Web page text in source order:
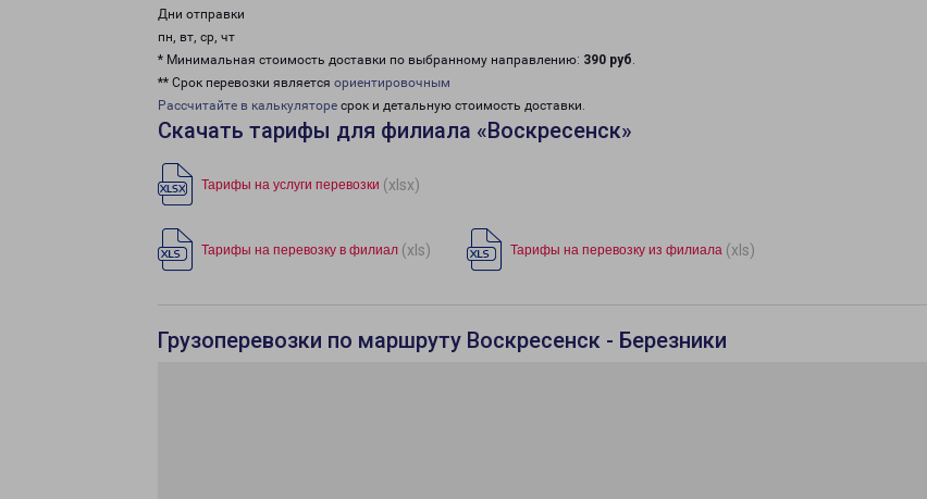
Дни отправки
пн, вт, ср, чт
* Минимальная стоимость доставки по выбранному направлению: 390 руб.
** Срок перевозки является ориентировочным
Рассчитайте в калькуляторе срок и детальную стоимость доставки.
Скачать тарифы для филиала «Воскресенск»
Тарифы на услуги перевозки (xlsx)
Тарифы на перевозку в филиал (xls) Тарифы на перевозку из филиала (xls)
Грузоперевозки по маршруту Воскресенск - Березники